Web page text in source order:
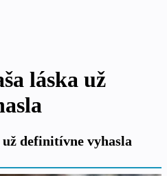
láska už
už definitívne vyhasla